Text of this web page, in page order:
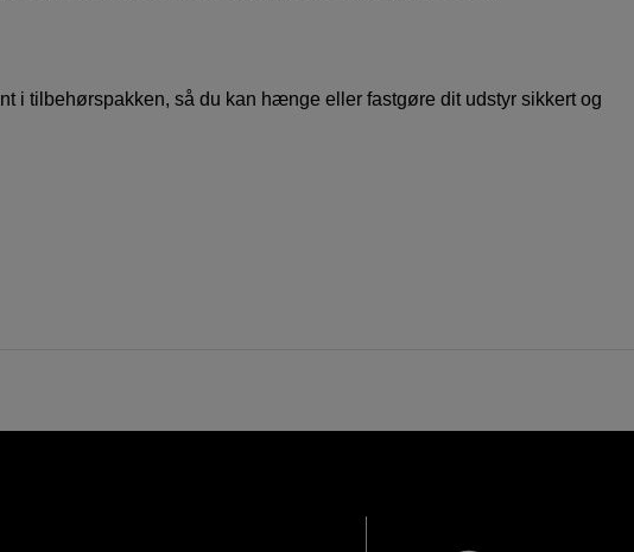
i tilbehørspakken, så du kan hænge eller fastgøre dit udstyr sikkert og